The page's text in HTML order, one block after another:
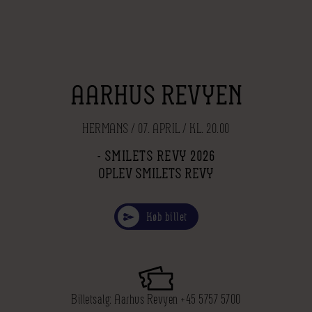
AARHUS REVYEN
HERMANS / 07. APRIL / KL. 20.00
- SMILETS REVY 2026
OPLEV SMILETS REVY
Køb billet
Billetsalg: Aarhus Revyen +45 5757 5700